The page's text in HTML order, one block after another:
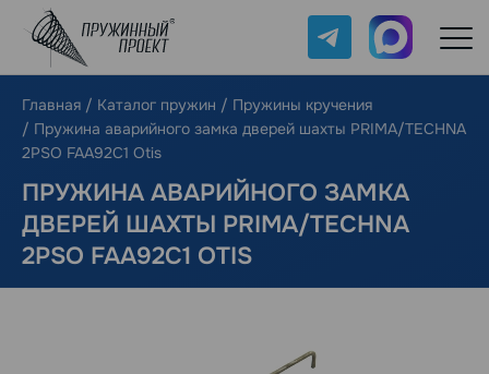
Telegram Max
Главная / Каталог пружин / Пружины кручения
/ Пружина аварийного замка дверей шахты PRIMA/TECHNA
2PSO FAA92C1 Otis
ПРУЖИНА АВАРИЙНОГО ЗАМКА
ДВЕРЕЙ ШАХТЫ PRIMA/TECHNA
2PSO FAA92C1 OTIS